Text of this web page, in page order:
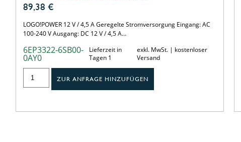
89,38 €
LOGO!POWER 12 V / 4,5 A Geregelte Stromversorgung Eingang: AC
100-240 V Ausgang: DC 12 V / 4,5 A…
6EP3322-6SB00-
0AY0
Lieferzeit in
Tagen 1
exkl. MwSt. | kostenloser
Versand
ZUR ANFRAGE HINZUFÜGEN